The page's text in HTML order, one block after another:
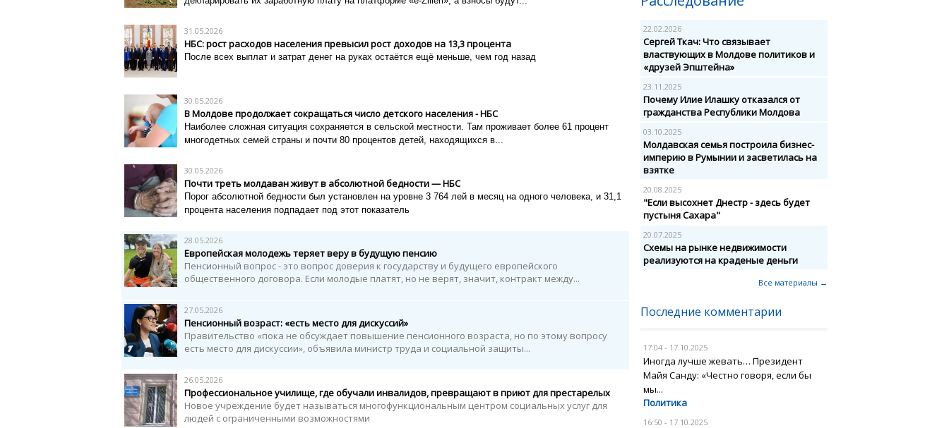
31.05.2026
НБС: рост расходов населения превысил рост доходов на 13,3 процента
После всех выплат и затрат денег на руках остаётся ещё меньше, чем год назад
30.05.2026
В Молдове продолжает сокращаться число детского населения - НБС
Наиболее сложная ситуация сохраняется в сельской местности. Там проживает более 61 процент
многодетных семей страны и почти 80 процентов детей, находящихся в...
30.05.2026
Почти треть молдаван живут в абсолютной бедности — НБС
Порог абсолютной бедности был установлен на уровне 3 764 лей в месяц на одного человека, и 31,1
процента населения подпадает под этот показатель
28.05.2026
Европейская молодежь теряет веру в будущую пенсию
Пенсионный вопрос - это вопрос доверия к государству и будущего европейского
общественного договора. Если молодые платят, но не верят, значит, контракт между...
27.05.2026
Пенсионный возраст: «есть место для дискуссий»
Правительство «пока не обсуждает повышение пенсионного возраста, но по этому вопросу
есть место для дискуссии», объявила министр труда и социальной защиты...
26.05.2026
Профессиональное училище, где обучали инвалидов, превращают в приют для престарелых
Новое учреждение будет называться многофункциональным центром социальных услуг для
людей с ограниченными возможностями
22.02.2026
Сергей Ткач: Что связывает
властвующих в Молдове политиков и
«друзей Эпштейна»
23.11.2025
Почему Илие Илашку отказался от
гражданства Республики Молдова
03.10.2025
Молдавская семья построила бизнес-
империю в Румынии и засветилась на
взятке
20.08.2025
"Если высохнет Днестр - здесь будет
пустыня Сахара"
20.07.2025
Схемы на рынке недвижимости
реализуются на краденые деньги
Все материалы →
Последние комментарии
17:04 - 17.10.2025
Иногда лучше жевать… Президент
Майя Санду: «Честно говоря, если бы
мы...
Политика
16:50 - 17.10.2025